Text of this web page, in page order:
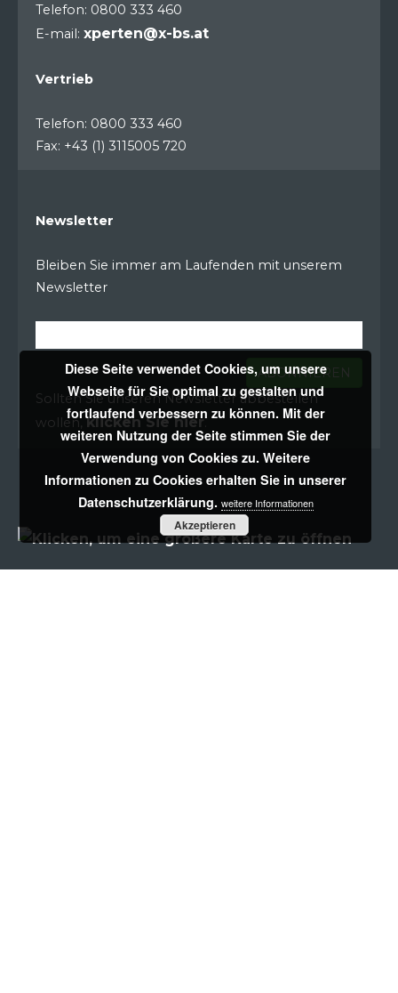
Telefon: 0800 333 460
E-mail: xperten@x-bs.at
Vertrieb
Telefon: 0800 333 460
Fax: +43 (1) 3115005 720
Newsletter
Bleiben Sie immer am Laufenden mit unserem
Newsletter
ABONNIEREN
Sollten Sie unseren Newsletter abbestellen
wollen,klicken Sie hier.
Diese Seite verwendet Cookies, um unsere
Webseite für Sie optimal zu gestalten und
fortlaufend verbessern zu können. Mit der
weiteren Nutzung der Seite stimmen Sie der
Verwendung von Cookies zu. Weitere
Informationen zu Cookies erhalten Sie in unserer
Datenschutzerklärung. weitere Informationen
Akzeptieren